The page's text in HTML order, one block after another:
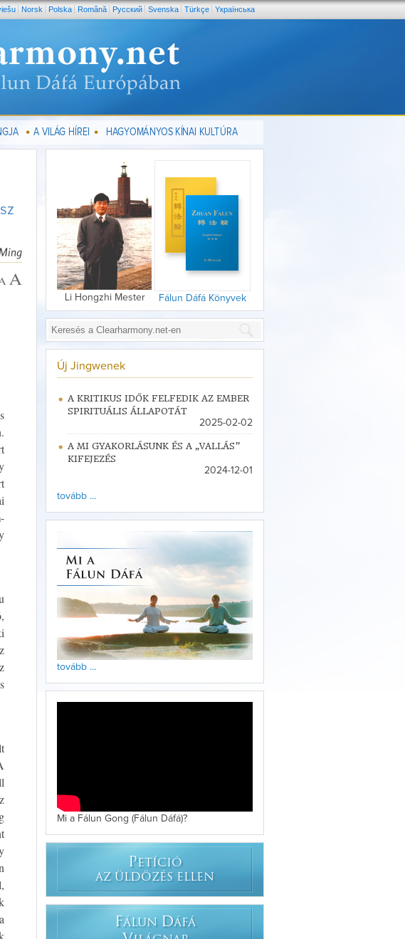
Norsk Polska Română Pусский Svenska Türkçe Yкраїнська
A VILÁG HÍREI HAGYOMÁNYOS KÍNAI KULTÚRA
Li Hongzhi Mester Fálun Dáfá Könyvek
Új Jingwenek
A KRITIKUS IDŐK FELFEDIK AZ EMBER
SPIRITUÁLIS ÁLLAPOTÁT
2025-02-02
A MI GYAKORLÁSUNK ÉS A „VALLÁS”
KIFEJEZÉS
2024-12-01
tovább ...
tovább ...
Mi a Fálun Gong (Fálun Dáfá)?
PETÍCIÓ
AZ ÜLDÖZÉS ELLEN
FÁLUN DÁFÁ